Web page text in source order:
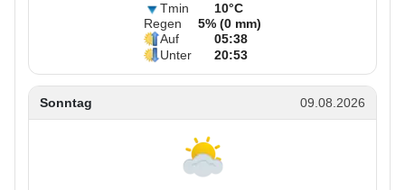
Tmin
10°C
Regen
5% (0 mm)
Auf
05:38
Unter
20:53
Sonntag 09.08.2026